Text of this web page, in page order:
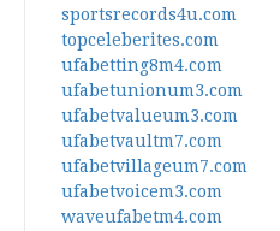
sportsrecords4u.com
topceleberites.com
ufabetting8m4.com
ufabetunionum3.com
ufabetvalueum3.com
ufabetvaultm7.com
ufabetvillageum7.com
ufabetvoicem3.com
waveufabetm4.com